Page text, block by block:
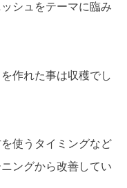
シュをテーマに臨み
作れた事は収穫でし
使うタイミングなど
ングから改善してい